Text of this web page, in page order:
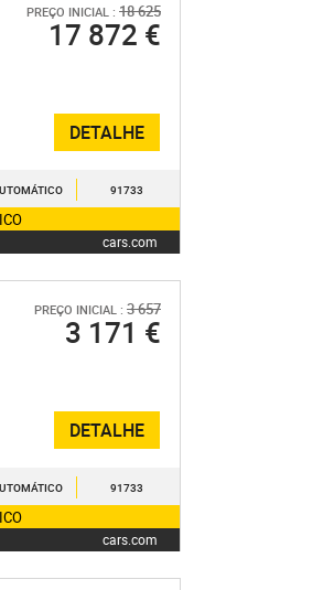
PREÇO INICIAL : 18 625
17 872 €
DETALHE
91733
cars.com
PREÇO INICIAL : 3 657
3 171 €
DETALHE
91733
cars.com